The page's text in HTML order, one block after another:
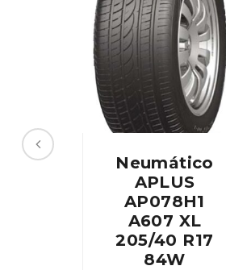
Neumático
APLUS
AP078H1
A607 XL
205/40 R17
84W